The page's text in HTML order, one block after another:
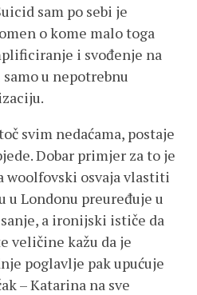
sam po sebi je
o kome malo toga
i svođenje na
u nepotrebnu
svim nedaćama, postaje
Dobar primjer za to je
woolfovski osvaja vlastiti
u Londonu preuređuje u
a ironijski ističe da
veličine kažu da je
poglavlje pak upućuje
– Katarina na sve